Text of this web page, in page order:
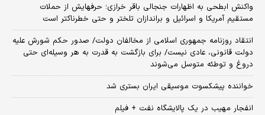
واکنش ابطحی به اظهارات جنجالی باقر خرازی؛ حرفهایش از حملات
مستقیم آمریکا و اسرائیل و براندازان تلختر و حتی خطرناکتر است
انتقاد روزنامه جمهوری اسلامی از مخالفان دولت/ صدور حکم شورش علیه
دولت قانونی، عادی نیست/ برای بازگشت به قدرت به هر وسیله‌ای حتی
دروغ و توطئه متوسل می‌شوند
خواننده پیشکسوت موسیقی ایران بستری شد
انفجار مهیب در یک پالایشگاه نفت + فیلم